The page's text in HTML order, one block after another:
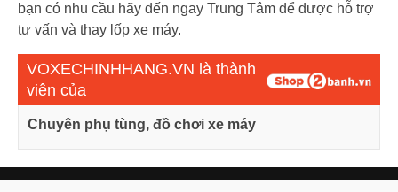
bạn có nhu cầu hãy đến ngay Trung Tâm để được hỗ trợ
tư vấn và thay lốp xe máy.
VOXECHINHHANG.VN là thành
viên của
Chuyên phụ tùng, đồ chơi xe máy